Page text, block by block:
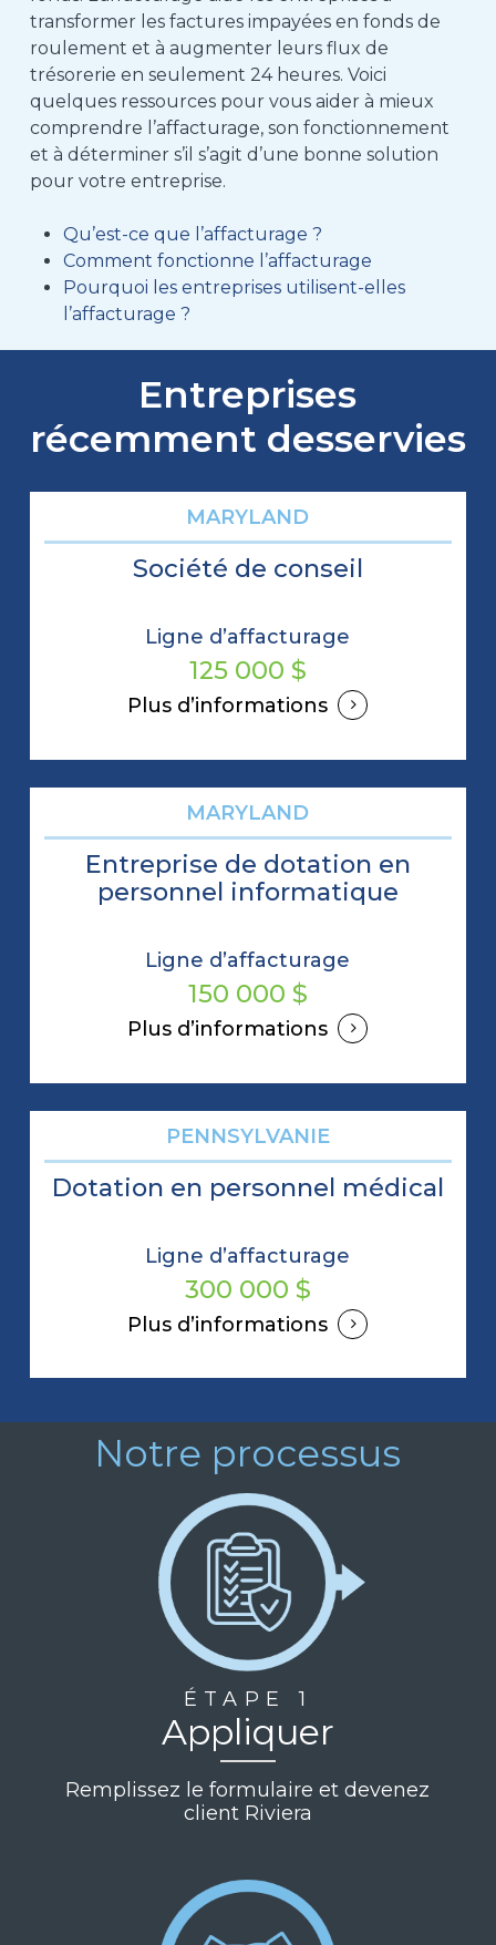
transformer les factures impayées en fonds de
roulement et à augmenter leurs flux de
trésorerie en seulement 24 heures. Voici
quelques ressources pour vous aider à mieux
comprendre l’affacturage, son fonctionnement
et à déterminer s’il s’agit d’une bonne solution
pour votre entreprise.
Qu’est-ce que l’affacturage ?
Comment fonctionne l’affacturage
Pourquoi les entreprises utilisent-elles
l’affacturage ?
Entreprises
récemment desservies
MARYLAND
Société de conseil
Ligne d’affacturage
125 000 $
Plus d’informations
MARYLAND
Entreprise de dotation en
personnel informatique
Ligne d’affacturage
150 000 $
Plus d’informations
PENNSYLVANIE
Dotation en personnel médical
Ligne d’affacturage
300 000 $
Plus d’informations
Notre processus
ÉTAPE 1
Appliquer
Remplissez le formulaire et devenez
client Riviera